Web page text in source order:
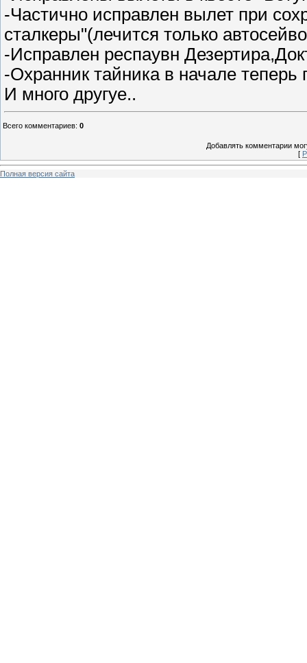
-Частично исправлен вылет при
сталкеры"(лечится только
-Исправлен респаувн
-Охранник тайника в начале теперь
И много другуе..
Всего комментариев: 0
Добавлять комментарии
[
Полная версия сайта